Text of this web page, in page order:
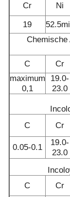
Cr
Ni
19
C
Cr
maximum
0,1
19.0-
23.0
C
Cr
0.05-0.1
19.0-
23.0
C
Cr